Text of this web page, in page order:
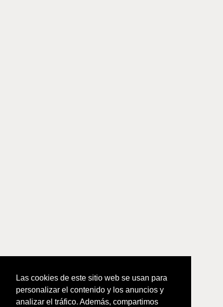
Las cookies de este sitio web se usan para
personalizar el contenido y los anuncios y
analizar el tráfico. Además, compartimos